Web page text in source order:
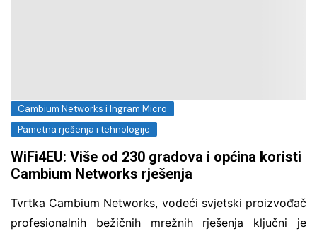
Cambium Networks i Ingram Micro
Pametna rješenja i tehnologije
WiFi4EU: Više od 230 gradova i općina koristi
Cambium Networks rješenja
Tvrtka Cambium Networks, vodeći svjetski proizvođač
profesionalnih bežičnih mrežnih rješenja ključni je